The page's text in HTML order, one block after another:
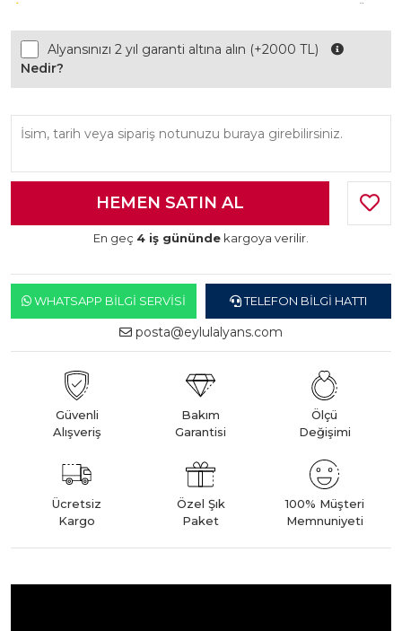
Beştaş Tektaş Kolye ve Bileklik Modellerimiz 150 TL Sabit Ücret
Alyansınızı 2 yıl garanti altına alın (+2000 TL)
Nedir?
En geç 4 iş gününde kargoya verilir.
WHATSAPP BILGI SERVISI TELEFON BILGI HATTI
posta@eylulalyans.com
Güvenli
Alışveriş
Bakım
Garantisi
Ölçü
Değişimi
Ücretsiz
Kargo
Özel Şık
Paket
100% Müşteri
Memnuniyeti